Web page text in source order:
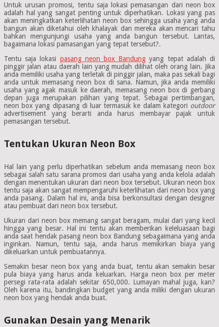
Untuk urusan promosi, tentu saja lokasi pemasangan dari neon box
adalah hal yang sangat penting untuk diperhatikan. Lokasi yang pas
akan meningkatkan keterlihatan neon box sehingga usaha yang anda
bangun akan diketahui oleh khalayak dan mereka akan mencari tahu
bahkan mengunjungi usaha yang anda bangun tersebut. Lantas,
bagaimana lokasi pamasangan yang tepat tersebut?.
Tentu saja lokasi pasang neon box Bandung yang tepat adalah di
pinggir jalan atau daerah lain yang mudah dilihat oleh orang lain. Jika
anda memiliki usaha yang terletak di pinggir jalan, maka pas sekali bagi
anda untuk memasang neon box di sana. Namun, jika anda memiliki
usaha yang agak masuk ke daerah, memasang neon box di gerbang
depan juga merupakan pilihan yang tepat. Sebagai pertimbangan,
neon box yang dipasang di luar termasuk ke dalam kategori outdoor
advertisement yang berarti anda harus membayar pajak untuk
pemasangan tersebut.
Tentukan Ukuran Neon Box
Hal lain yang perlu diperhatikan sebelum anda memasang neon box
sebagai salah satu sarana promosi dari usaha yang anda kelola adalah
dengan menentukan ukuran dari neon box tersebut. Ukuran neon box
tentu saja akan sangat mempengaruhi keterlihatan dari neon box yang
anda pasang. Dalam hal ini, anda bisa berkonsultasi dengan designer
atau pembuat dari neon box tersebut.
Ukuran dari neon box memang sangat beragam, mulai dari yang kecil
hingga yang besar. Hal ini tentu akan memberikan keleluasaan bagi
anda saat hendak pasang neon box Bandung sebagaimana yang anda
inginkan. Namun, tentu saja, anda harus memikirkan biaya yang
dikeluarkan untuk pembuatannya.
Semakin besar neon box yang anda buat, tentu akan semakin besar
pula biaya yang harus anda keluarkan. Harga neon box per meter
persegi rata-rata adalah sekitar 650,000. Lumayan mahal juga, kan?
Oleh karena itu, bandingkan budget yang anda miliki dengan ukuran
neon box yang hendak anda buat.
Gunakan Desain yang Menarik